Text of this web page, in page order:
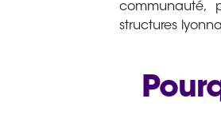
communauté,
structures